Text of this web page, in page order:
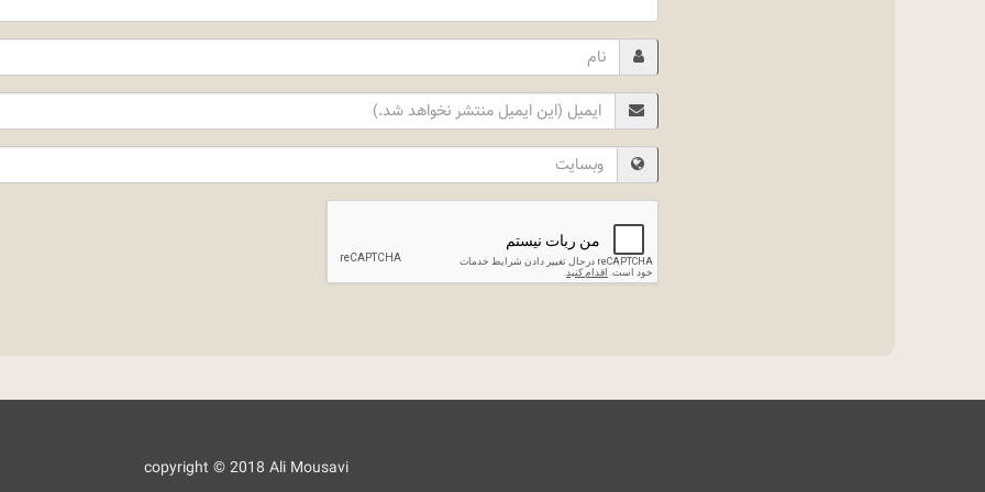
Name
Email
Website
copyright © 2018 Ali Mousavi